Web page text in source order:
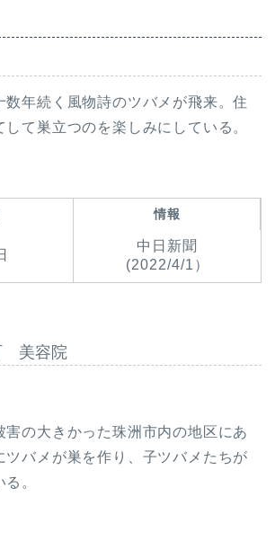
年続く風物詩のツバメが飛来。住
して巣立つのを楽しみにしている。
情報
中日新聞
(2022/4/1）
美容院
の大きかった珠洲市内の地区にあ
ツバメが巣を作り、子ツバメたちが
。